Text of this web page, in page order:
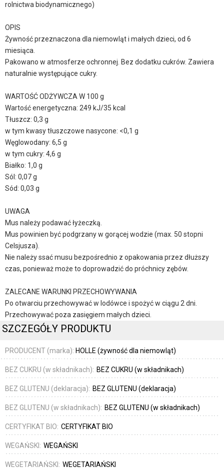
rolnictwa biodynamicznego)
OPIS
Żywność przeznaczona dla niemowląt i małych dzieci, od 6
miesiąca.
Pakowano w atmosferze ochronnej. Bez dodatku cukrów. Zawiera
naturalnie występujące cukry.
WARTOŚĆ ODŻYWCZA W 100 g
Wartość energetyczna: 249 kJ/35 kcal
Tłuszcz: 0,3 g
w tym kwasy tłuszczowe nasycone: <0,1 g
Węglowodany: 6,5 g
w tym cukry: 4,6 g
Białko: 1,0 g
Sól: 0,07 g
Sód: 0,03 g
UWAGA
Mus należy podawać łyżeczką.
Mus powinien być podgrzany w gorącej wodzie (max. 50 stopni
Celsjusza).
Nie należy ssać musu bezpośrednio z opakowania przez dłuższy
czas, ponieważ może to doprowadzić do próchnicy zębów.
ZALECANE WARUNKI PRZECHOWYWANIA
Po otwarciu przechowywać w lodówce i spożyć w ciągu 2 dni.
Przechowywać poza zasięgiem małych dzieci.
SZCZEGÓŁY PRODUKTU
PRODUCENT (marka): HOLLE (żywność dla niemowląt)
BEZ CUKRU (w składnikach): BEZ CUKRU (w składnikach)
BEZ GLUTENU (deklaracja): BEZ GLUTENU (deklaracja)
BEZ GLUTENU (w składnikach): BEZ GLUTENU (w składnikach)
CERTYFIKAT BIO: CERTYFIKAT BIO
WEGAŃSKI: WEGAŃSKI
WEGETARIAŃSKI: WEGETARIAŃSKI